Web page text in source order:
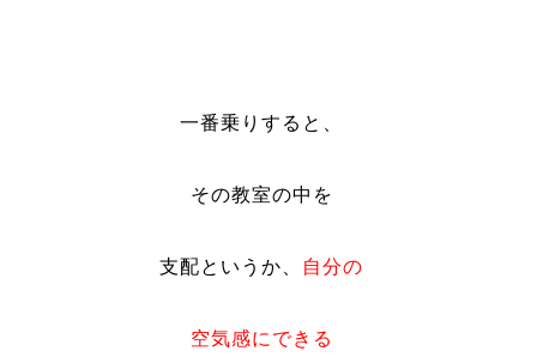
一番乗りすると、
その教室の中を
支配というか、 自分の
空気感にできる